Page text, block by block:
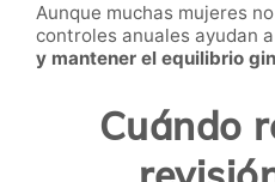
Aunque muchas mujeres
controles anuales ayudan a
y mantener el equilibrio
Cuándo